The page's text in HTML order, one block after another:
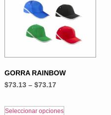
GORRA RAINBOW
$73.13 – $73.17
Seleccionar opciones